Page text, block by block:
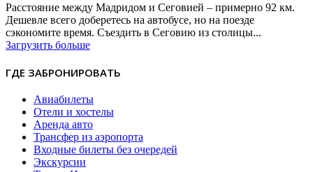
Расстояние между Мадридом и Сеговией – примерно 92 км.
Дешевле всего доберетесь на автобусе, но на поезде
сэкономите время. Съездить в Сеговию из столицы...
Загрузить больше
ГДЕ ЗАБРОНИРОВАТЬ
Авиабилеты
Отели и хостелы
Аренда авто
Трансфер из аэропорта
Входные билеты без очередей
Экскурсии